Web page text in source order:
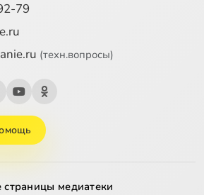
79
(техн.вопросы)
страницы медиатеки